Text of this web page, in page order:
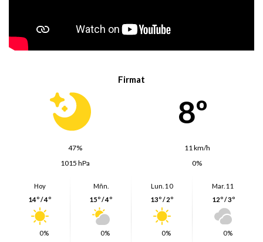
Firmat
8º
47%
11 km/h
1015 hPa
0%
Hoy
14º / 4º
0%
Mñn.
15º / 4º
0%
Lun. 10
13º / 2º
0%
Mar. 11
12º / 3º
0%